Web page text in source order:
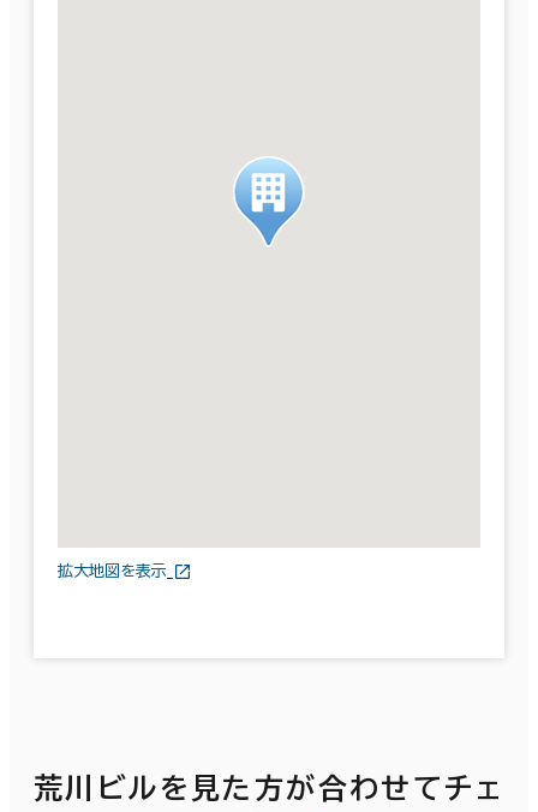
拡大地図を表示
荒川ビルを見た方が合わせてチェ